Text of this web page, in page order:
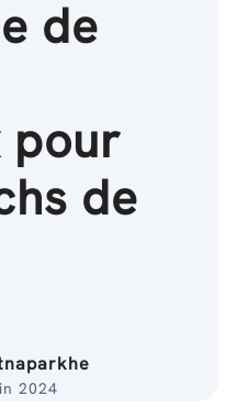
de
pour
de
2024